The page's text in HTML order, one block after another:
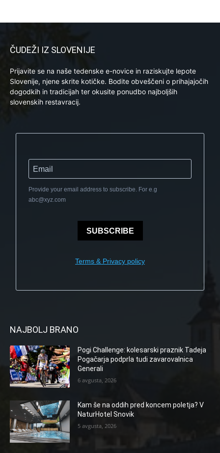
ČUDEŽI IZ SLOVENIJE
Prijavite se na naše tedenske e-novice in raziskujte lepote
Slovenije, njene skrite kotičke. Bodite obveščeni o prihajajočih
dogodkih in tradicijah ter okusite ponudbo najboljših
slovenskih restavracij.
Provide your email address to subscribe. For e.g
abc@xyz.com
SUBSCRIBE
Terms & Privacy policy
NAJBOLJ BRANO
Pogi Challenge: kolesarski praznik Tadeja
Pogačarja podprla tudi zavarovalnica
Generali
6 avgusta, 2026
Kam še na oddih pred koncem poletja? V
NaturHotel Snovik
5 avgusta, 2026